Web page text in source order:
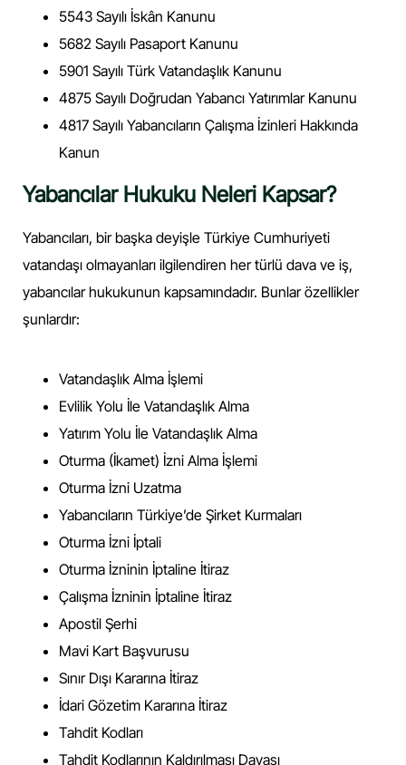
5543 Sayılı İskân Kanunu
5682 Sayılı Pasaport Kanunu
5901 Sayılı Türk Vatandaşlık Kanunu
4875 Sayılı Doğrudan Yabancı Yatırımlar Kanunu
4817 Sayılı Yabancıların Çalışma İzinleri Hakkında
Kanun
Yabancılar Hukuku Neleri Kapsar?
Yabancıları, bir başka deyişle Türkiye Cumhuriyeti
vatandaşı olmayanları ilgilendiren her türlü dava ve iş,
yabancılar hukukunun kapsamındadır. Bunlar özellikler
şunlardır:
Vatandaşlık Alma İşlemi
Evlilik Yolu İle Vatandaşlık Alma
Yatırım Yolu İle Vatandaşlık Alma
Oturma (İkamet) İzni Alma İşlemi
Oturma İzni Uzatma
Yabancıların Türkiye’de Şirket Kurmaları
Oturma İzni İptali
Oturma İzninin İptaline İtiraz
Çalışma İzninin İptaline İtiraz
Apostil Şerhi
Mavi Kart Başvurusu
Sınır Dışı Kararına İtiraz
İdari Gözetim Kararına İtiraz
Tahdit Kodları
Tahdit Kodlarının Kaldırılması Davası